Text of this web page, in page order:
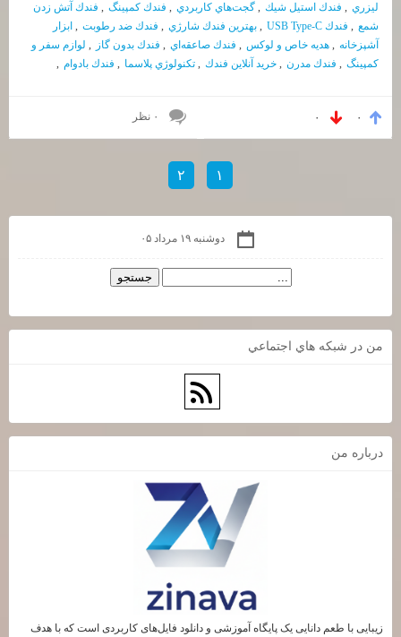
ليزري , فندك استيل شيك , گجت‌هاي كاربردي , فندك كمپينگ , فندك آتش زدن
شمع , فندك USB Type-C , بهترين فندك شارژي , فندك ضد رطوبت , ابزار
آشپزخانه , هديه خاص و لوكس , فندك صاعقه‌اي , فندك بدون گاز , لوازم سفر و
كمپينگ , فندك مدرن , خريد آنلاين فندك , تكنولوژي پلاسما , فندك بادوام ,
۰ ۰ ۰ نظر
۱ ۲
دوشنبه ۱۹ مرداد ۰۵
من در شبكه هاي اجتماعي
درباره من
زیبایی با طعم دانایی یک پایگاه آموزشی و دانلود فایل‌های کاربردی است که با هدف